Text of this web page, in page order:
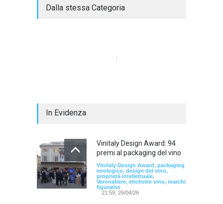
Dalla stessa Categoria
In Evidenza
Vinitaly Design Award: 94
premi al packaging del vino
Vinitaly Design Award, packaging
enologico, design del vino,
proprietà intellettuale,
Veronafiere, etichette vino, marchi
figurativi
21:59, 26/04/26